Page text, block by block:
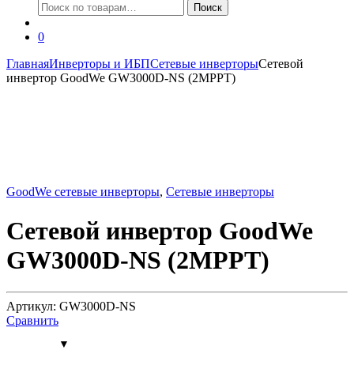
Искать: Поиск
0
ГлавнаяИнверторы и ИБПСетевые инверторыСетевой
инвертор GoodWe GW3000D-NS (2MPPT)
GoodWe сетевые инверторы, Сетевые инверторы
Сетевой инвертор GoodWe
GW3000D-NS (2MPPT)
Артикул: GW3000D-NS
Сравнить